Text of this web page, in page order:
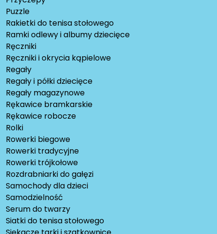
Puzzle
Rakietki do tenisa stołowego
Ramki odlewy i albumy dziecięce
Ręczniki
Ręczniki i okrycia kąpielowe
Regały
Regały i półki dziecięce
Regały magazynowe
Rękawice bramkarskie
Rękawice robocze
Rolki
Rowerki biegowe
Rowerki tradycyjne
Rowerki trójkołowe
Rozdrabniarki do gałęzi
Samochody dla dzieci
Samodzielność
Serum do twarzy
Siatki do tenisa stołowego